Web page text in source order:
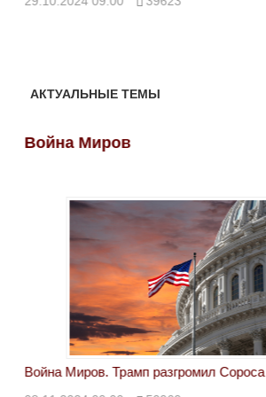
АКТУАЛЬНЫЕ ТЕМЫ
Война Миров
Война Миров. Трамп разгромил Сороса